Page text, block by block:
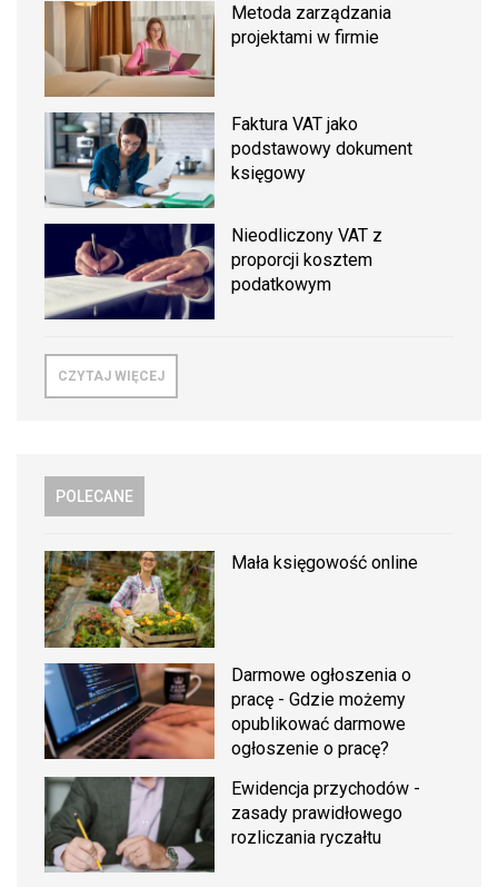
Metoda zarządzania
projektami w firmie
Faktura VAT jako
podstawowy dokument
księgowy
Nieodliczony VAT z
proporcji kosztem
podatkowym
CZYTAJ WIĘCEJ
POLECANE
Mała księgowość online
Darmowe ogłoszenia o
pracę - Gdzie możemy
opublikować darmowe
ogłoszenie o pracę?
Ewidencja przychodów -
zasady prawidłowego
rozliczania ryczałtu